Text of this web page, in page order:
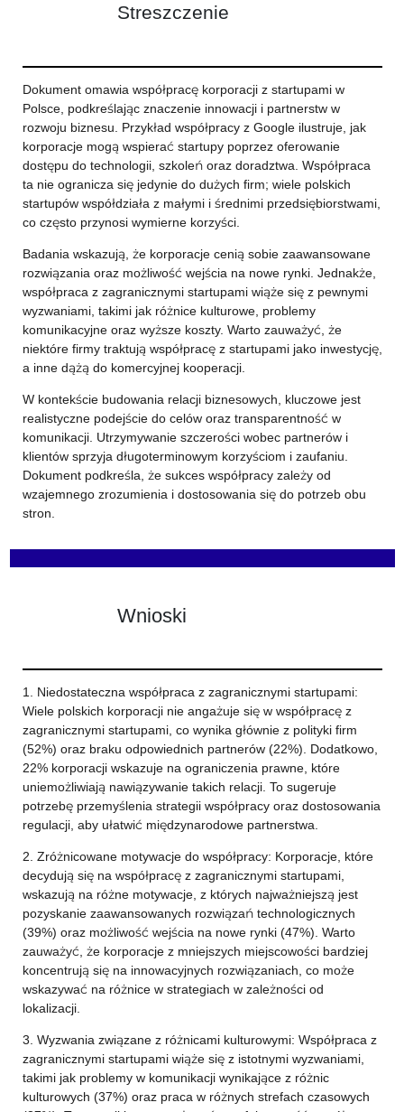
Streszczenie
Dokument omawia współpracę korporacji z startupami w
Polsce, podkreślając znaczenie innowacji i partnerstw w
rozwoju biznesu. Przykład współpracy z Google ilustruje, jak
korporacje mogą wspierać startupy poprzez oferowanie
dostępu do technologii, szkoleń oraz doradztwa. Współpraca
ta nie ogranicza się jedynie do dużych firm; wiele polskich
startupów współdziała z małymi i średnimi przedsiębiorstwami,
co często przynosi wymierne korzyści.
Badania wskazują, że korporacje cenią sobie zaawansowane
rozwiązania oraz możliwość wejścia na nowe rynki. Jednakże,
współpraca z zagranicznymi startupami wiąże się z pewnymi
wyzwaniami, takimi jak różnice kulturowe, problemy
komunikacyjne oraz wyższe koszty. Warto zauważyć, że
niektóre firmy traktują współpracę z startupami jako inwestycję,
a inne dążą do komercyjnej kooperacji.
W kontekście budowania relacji biznesowych, kluczowe jest
realistyczne podejście do celów oraz transparentność w
komunikacji. Utrzymywanie szczerości wobec partnerów i
klientów sprzyja długoterminowym korzyściom i zaufaniu.
Dokument podkreśla, że sukces współpracy zależy od
wzajemnego zrozumienia i dostosowania się do potrzeb obu
stron.
Wnioski
1. Niedostateczna współpraca z zagranicznymi startupami:
Wiele polskich korporacji nie angażuje się w współpracę z
zagranicznymi startupami, co wynika głównie z polityki firm
(52%) oraz braku odpowiednich partnerów (22%). Dodatkowo,
22% korporacji wskazuje na ograniczenia prawne, które
uniemożliwiają nawiązywanie takich relacji. To sugeruje
potrzebę przemyślenia strategii współpracy oraz dostosowania
regulacji, aby ułatwić międzynarodowe partnerstwa.
2. Zróżnicowane motywacje do współpracy: Korporacje, które
decydują się na współpracę z zagranicznymi startupami,
wskazują na różne motywacje, z których najważniejszą jest
pozyskanie zaawansowanych rozwiązań technologicznych
(39%) oraz możliwość wejścia na nowe rynki (47%). Warto
zauważyć, że korporacje z mniejszych miejscowości bardziej
koncentrują się na innowacyjnych rozwiązaniach, co może
wskazywać na różnice w strategiach w zależności od
lokalizacji.
3. Wyzwania związane z różnicami kulturowymi: Współpraca z
zagranicznymi startupami wiąże się z istotnymi wyzwaniami,
takimi jak problemy w komunikacji wynikające z różnic
kulturowych (37%) oraz praca w różnych strefach czasowych